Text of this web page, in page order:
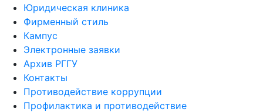
Юридическая клиника
Фирменный стиль
Кампус
Электронные заявки
Архив РГГУ
Контакты
Противодействие коррупции
Профилактика и противодействие